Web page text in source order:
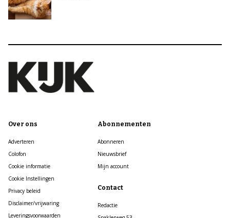
Over ons
Adverteren
Colofon
Cookie informatie
Cookie Instellingen
Privacy beleid
Disclaimer/vrijwaring
Leveringsvoorwaarden
Abonnementen
Abonneren
Nieuwsbrief
Mijn account
Contact
Redactie